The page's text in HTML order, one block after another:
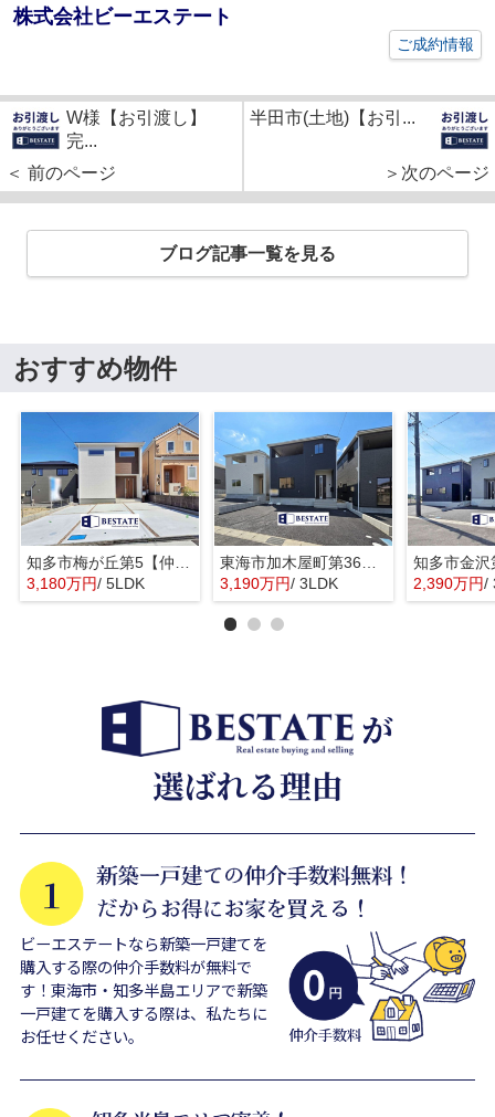
株式会社ビーエステート
ご成約情報
W様【お引渡し】
完...
＜ 前のページ
半田市(土地)【お引...
＞次のページ
ブログ記事一覧を見る
おすすめ物件
3,180万円/ 5LDK
3,190万円/ 3LDK 2,390万円/
ビーエステートなら新築一戸建てを
購入する際の仲介手数料が無料で
す！東海市・知多半島エリアで新築
一戸建てを購入する際は、私たちに
お任せください。